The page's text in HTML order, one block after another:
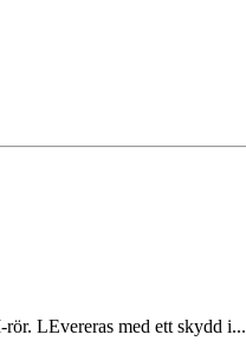
LEvereras med ett skydd i...